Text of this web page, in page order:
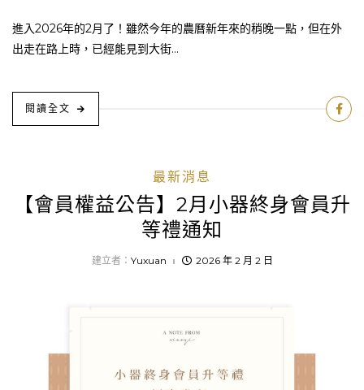
進入2026年的2月了！雖然今年的農曆新年來的稍晚一點，但在外
出走在路上時，已經能見到大街...
閱讀全文
最新消息
【會員權益公告】2月小器終身會員升
等禮通知
建立者： Yuxuan 2026 年 2 月 2 日